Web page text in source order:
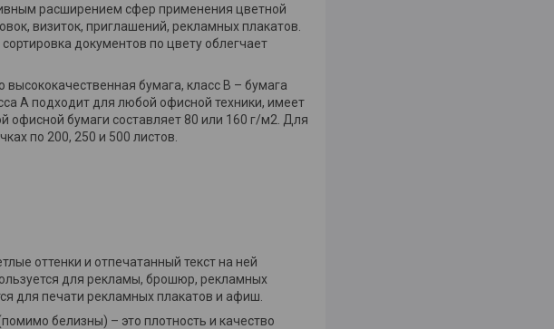
расширением сфер применения цветной
визиток, приглашений, рекламных плакатов.
документов по цвету облегчает
бумага, класс В – бумага
А подходит для любой офисной техники, имеет
офисной бумаги составляет 80 или 160 г/м2. Для
по 200, 250 и 500 листов.
оттенки и отпечатанный текст на ней
для рекламы, брошюр, рекламных
для печати рекламных плакатов и афиш.
белизны) – это плотность и качество